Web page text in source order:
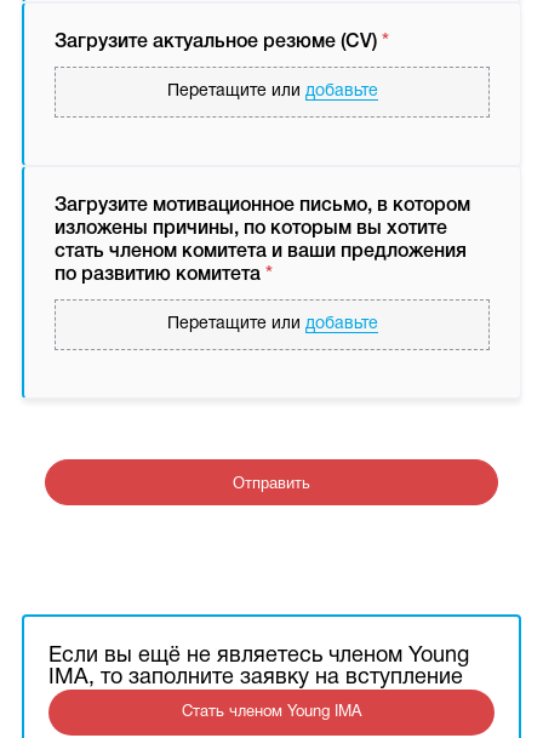
Загрузите актуальное резюме (CV) *
Перетащите или добавьте
Загрузите мотивационное письмо, в котором
изложены причины, по которым вы хотите
стать членом комитета и ваши предложения
по развитию комитета *
Перетащите или добавьте
Отправить
Если вы ещё не являетесь членом Young
IMA, то заполните заявку на вступление
Стать членом Young IMA